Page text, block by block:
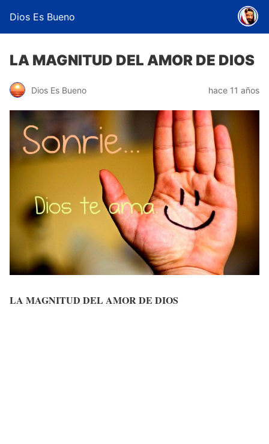
Dios Es Bueno
LA MAGNITUD DEL AMOR DE DIOS
Dios Es Bueno hace 11 años
LA MAGNITUD DEL AMOR DE DIOS